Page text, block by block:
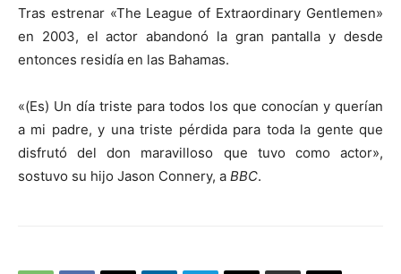
Tras estrenar «The League of Extraordinary Gentlemen»
en 2003, el actor abandonó la gran pantalla y desde
entonces residía en las Bahamas.
«(Es) Un día triste para todos los que conocían y querían
a mi padre, y una triste pérdida para toda la gente que
disfrutó del don maravilloso que tuvo como actor»,
sostuvo su hijo Jason Connery, a BBC.